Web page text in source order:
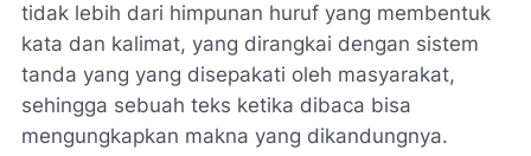
tidak lebih dari himpunan huruf yang membentuk
kata dan kalimat, yang dirangkai dengan sistem
tanda yang yang disepakati oleh masyarakat,
sehingga sebuah teks ketika dibaca bisa
mengungkapkan makna yang dikandungnya.